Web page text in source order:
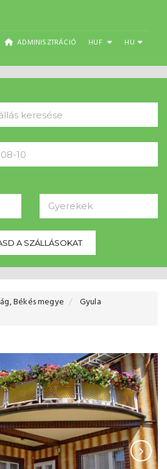
ADMINISZTRÁCIÓ HUF HU
Gyerekek
A SZÁLLÁSOKAT
Békés megye
Gyula